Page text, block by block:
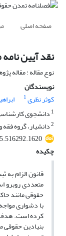
صفحه اصلی
نقد آیین
نوع مقاله : مقاله
نویسندگان
کوثر نظری1
1 دانشجوی
2دانشیار، گروه
چکیده
قانون الزام
متعددی روبرو
حقوقی مانند
با دشواری
کرده است. هدف
بنیادین حقوقی